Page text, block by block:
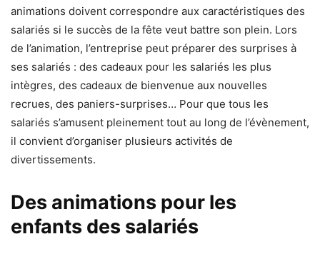
animations doivent correspondre aux caractéristiques des
salariés si le succès de la fête veut battre son plein. Lors
de l’animation, l’entreprise peut préparer des surprises à
ses salariés : des cadeaux pour les salariés les plus
intègres, des cadeaux de bienvenue aux nouvelles
recrues, des paniers-surprises… Pour que tous les
salariés s’amusent pleinement tout au long de l’évènement,
il convient d’organiser plusieurs activités de
divertissements.
Des animations pour les
enfants des salariés